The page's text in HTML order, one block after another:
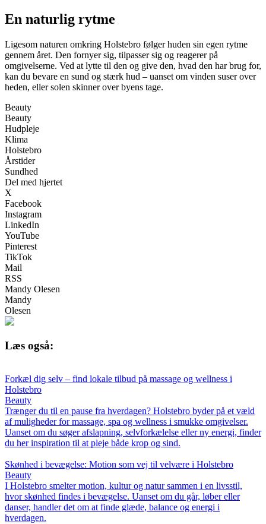
En naturlig rytme
Ligesom naturen omkring Holstebro følger huden sin egen rytme
gennem året. Den fornyer sig, tilpasser sig og reagerer på
omgivelserne. Ved at lytte til den og give den, hvad den har brug for,
kan du bevare en sund og stærk hud – uanset om vinden suser over
heden, eller solen skinner over byens tage.
Beauty
Beauty
Hudpleje
Klima
Holstebro
Årstider
Sundhed
Del med hjertet
X
Facebook
Instagram
LinkedIn
YouTube
Pinterest
TikTok
Mail
RSS
Mandy Olesen
Mandy
Olesen
Læs også:
Forkæl dig selv – find lokale tilbud på massage og wellness i
Holstebro
Beauty
Trænger du til en pause fra hverdagen? Holstebro byder på et væld
af muligheder for massage, spa og wellness i smukke omgivelser.
Uanset om du søger afslapning, selvforkælelse eller ny energi, finder
du her inspiration til at pleje både krop og sind.
Skønhed i bevægelse: Motion som vej til velvære i Holstebro
Beauty
I Holstebro smelter motion, kultur og natur sammen i en livsstil,
hvor skønhed findes i bevægelse. Uanset om du går, løber eller
danser, handler det om at finde glæde, balance og energi i
hverdagen.